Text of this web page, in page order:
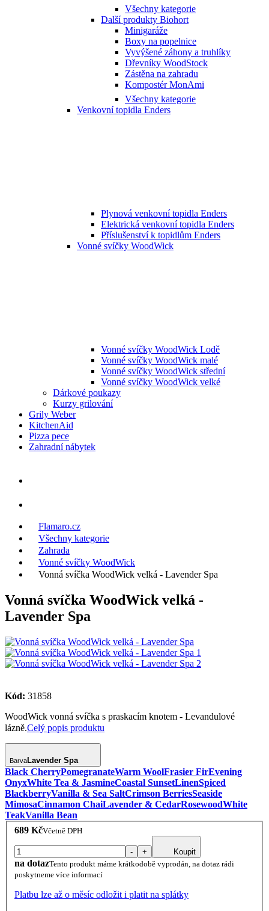
Všechny kategorie
Další produkty Biohort
Minigaráže
Boxy na popelnice
Vyvýšené záhony a truhlíky
Dřevníky WoodStock
Zástěna na zahradu
Kompostér MonAmi
Všechny kategorie
Venkovní topidla Enders
Plynová venkovní topidla Enders
Elektrická venkovní topidla Enders
Příslušenství k topidlům Enders
Vonné svíčky WoodWick
Vonné svíčky WoodWick Lodě
Vonné svíčky WoodWick malé
Vonné svíčky WoodWick střední
Vonné svíčky WoodWick velké
Dárkové poukazy
Kurzy grilování
Grily Weber
KitchenAid
Pizza pece
Zahradní nábytek
Flamaro.cz
Všechny kategorie
Zahrada
Vonné svíčky WoodWick
Vonná svíčka WoodWick velká - Lavender Spa
Vonná svíčka WoodWick velká -
Lavender Spa
Kód: 31858
WoodWick vonná svíčka s praskacím knotem - Levandulové
lázně.Celý popis produktu
BarvaLavender Spa
Black CherryPomegranateWarm WoolFrasier FirEvening
OnyxWhite Tea & JasmineCoastal SunsetLinenSpiced
BlackberryVanilla & Sea SaltCrimson BerriesSeaside
MimosaCinnamon ChaiLavender & CedarRosewoodWhite
TeakVanilla Bean
689 KčVčetně DPH
- + Koupit
na dotazTento produkt máme krátkodobě vyprodán, na dotaz rádi
poskytneme více informací
Platbu lze až o měsíc odložit i platit na splátky